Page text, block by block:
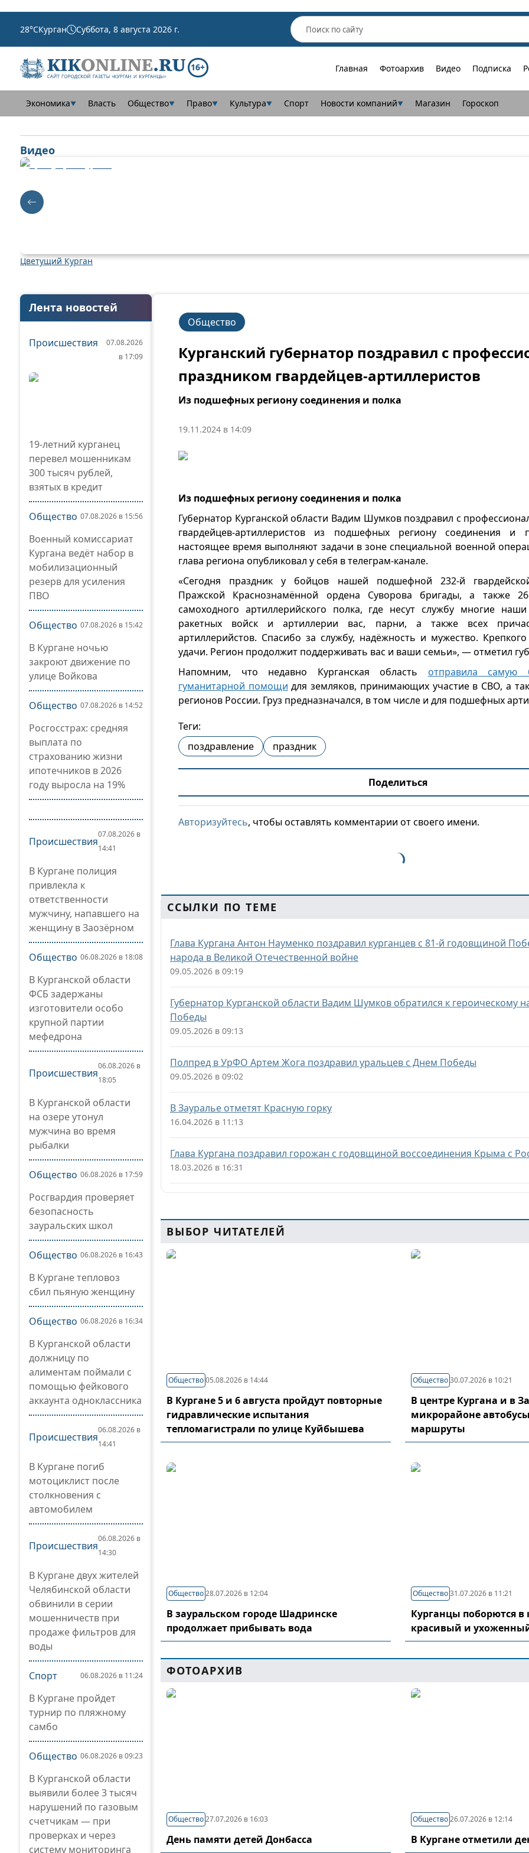
28°CКурган Суббота, 8 августа 2026 г.
16+ Главная Фотоархив Видео Подписка
Экономика▼ Власть Общество▼ Право▼ Культура▼ Спорт Новости компаний▼ Магазин Гороскоп
Видео
Цветущий Курган
Лента новостей
Происшествия
07.08.2026
в 17:09
19-летний курганец
перевел мошенникам
300 тысяч рублей,
взятых в кредит
Общество 07.08.2026 в 15:56
Военный комиссариат
Кургана ведёт набор в
мобилизационный
резерв для усиления
ПВО
Общество 07.08.2026 в 15:42
В Кургане ночью
закроют движение по
улице Войкова
Общество 07.08.2026 в 14:52
Росгосстрах: средняя
выплата по
страхованию жизни
ипотечников в 2026
году выросла на 19%
Происшествия
07.08.2026 в
14:41
В Кургане полиция
привлекла к
ответственности
мужчину, напавшего на
женщину в Заозёрном
Общество 06.08.2026 в 18:08
В Курганской области
ФСБ задержаны
изготовители особо
крупной партии
мефедрона
Происшествия
06.08.2026 в
18:05
В Курганской области
на озере утонул
мужчина во время
рыбалки
Общество 06.08.2026 в 17:59
Росгвардия проверяет
безопасность
зауральских школ
Общество 06.08.2026 в 16:43
В Кургане тепловоз
сбил пьяную женщину
Общество 06.08.2026 в 16:34
В Курганской области
должницу по
алиментам поймали с
помощью фейкового
аккаунта одноклассника
Происшествия
06.08.2026 в
14:41
В Кургане погиб
мотоциклист после
столкновения с
автомобилем
Происшествия
06.08.2026 в
14:30
В Кургане двух жителей
Челябинской области
обвинили в серии
мошенничеств при
продаже фильтров для
воды
Спорт 06.08.2026 в 11:24
В Кургане пройдет
турнир по пляжному
самбо
Общество 06.08.2026 в 09:23
В Курганской области
выявили более 3 тысяч
нарушений по газовым
счетчикам — при
проверках и через
систему мониторинга
Общество
Курганский губернатор поздравил с
праздником гвардейцев-артиллеристов
Из подшефных региону соединения и полка
19.11.2024 в 14:09
Из подшефных региону соединения и полка
Губернатор Курганской области Вадим Шумков поздравил с
гвардейцев-артиллеристов из подшефных региону соединения и
настоящее время выполняют задачи в зоне специальной военной
глава региона опубликовал у себя в телеграм-канале.
«Сегодня праздник у бойцов нашей подшефной 232-й
Пражской Краснознамённой ордена Суворова бригады, а также
самоходного артиллерийского полка, где несут службу многие
ракетных войск и артиллерии вас, парни, а также всех
артиллерийстов. Спасибо за службу, надёжность и мужество.
удачи. Регион продолжит поддерживать вас и ваши семьи», — отметил
Напомним, что недавно Курганская область отправила самую
гуманитарной помощи для земляков, принимающих участие в СВО, а
регионов России. Груз предназначался, в том числе и для подшефных
Теги:
поздравление
праздник
Поделиться
Авторизуйтесь, чтобы оставлять комментарии от своего имени.
ССЫЛКИ ПО ТЕМЕ
Глава Кургана Антон Науменко поздравил курганцев с 81-й годовщиной
народа в Великой Отечественной войне
09.05.2026 в 09:19
Губернатор Курганской области Вадим Шумков обратился к героическому
Победы
09.05.2026 в 09:13
Полпред в УрФО Артем Жога поздравил уральцев с Днем Победы
09.05.2026 в 09:02
В Зауралье отметят Красную горку
16.04.2026 в 11:13
Глава Кургана поздравил горожан с годовщиной воссоединения Крыма с
18.03.2026 в 16:31
ВЫБОР ЧИТАТЕЛЕЙ
Общество05.08.2026 в 14:44
В Кургане 5 и 6 августа пройдут повторные
гидравлические испытания
тепломагистрали по улице Куйбышева
Общество 30.07.2026 в 10:21
В центре Кургана и в
микрорайоне
маршруты
Общество28.07.2026 в 12:04
В зауральском городе Шадринске
продолжает прибывать вода
Общество 31.07.2026 в 11:21
Курганцы поборются
красивый и
ФОТОАРХИВ
Общество27.07.2026 в 16:03
День памяти детей Донбасса
Общество 26.07.2026 в 12:14
В Кургане отметили